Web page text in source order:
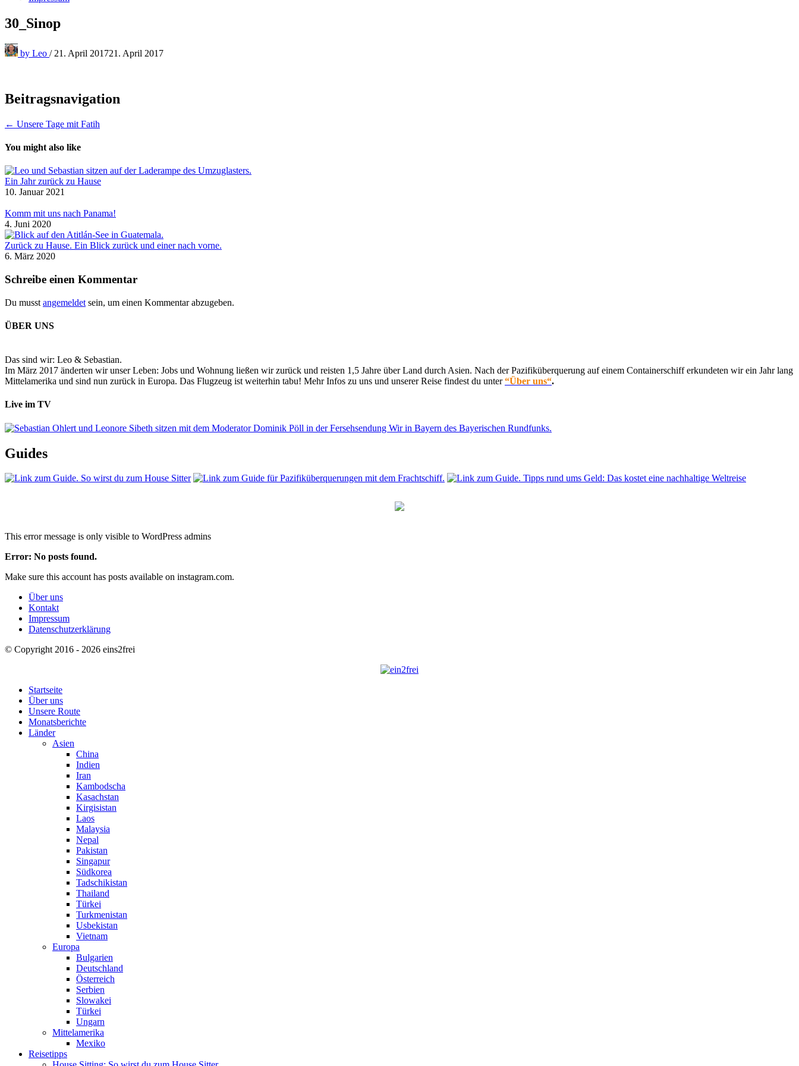
30_Sinop
by Leo / 21. April 201721. April 2017
Beitragsnavigation
← Unsere Tage mit Fatih
You might also like
Ein Jahr zurück zu Hause
10. Januar 2021
Komm mit uns nach Panama!
4. Juni 2020
Zurück zu Hause. Ein Blick zurück und einer nach vorne.
6. März 2020
Schreibe einen Kommentar
Du musst angemeldet sein, um einen Kommentar abzugeben.
ÜBER UNS
Das sind wir: Leo & Sebastian.
Im März 2017 änderten wir unser Leben: Jobs und Wohnung ließen wir zurück und reisten 1,5 Jahre über Land durch Asien. Nach der Pazifiküberquerung auf einem Containerschiff erkundeten wir ein Jahr lang
Mittelamerika und sind nun zurück in Europa. Das Flugzeug ist weiterhin tabu! Mehr Infos zu uns und unserer Reise findest du unter“Über uns“.
Live im TV
Guides
This error message is only visible to WordPress admins
Error: No posts found.
Make sure this account has posts available on instagram.com.
Über uns
Kontakt
Impressum
Datenschutzerklärung
© Copyright 2016 - 2026 eins2frei
Startseite
Über uns
Unsere Route
Monatsberichte
Länder
Asien
China
Indien
Iran
Kambodscha
Kasachstan
Kirgisistan
Laos
Malaysia
Nepal
Pakistan
Singapur
Südkorea
Tadschikistan
Thailand
Türkei
Turkmenistan
Usbekistan
Vietnam
Europa
Bulgarien
Deutschland
Österreich
Serbien
Slowakei
Türkei
Ungarn
Mittelamerika
Mexiko
Reisetipps